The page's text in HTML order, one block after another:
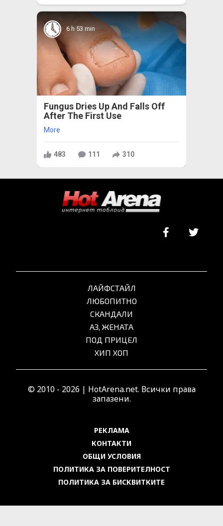
6 h 53 min
Fungus Dries Up And Falls Off
After The First Use
More
483 111 310
ЛАЙФСТАЙЛ
ЛЮБОПИТНО
СКАНДАЛИ
АЗ, ЖЕНАТА
ПОД ПРИЦЕЛ
ХИП ХОП
© 2010 - 2026 | HotArena.net. Всички права
запазени.
РЕКЛАМА
КОНТАКТИ
ОБЩИ УСЛОВИЯ
ПОЛИТИКА ЗА ПОВЕРИТЕЛНОСТ
ПОЛИТИКА ЗА БИСКВИТКИТЕ